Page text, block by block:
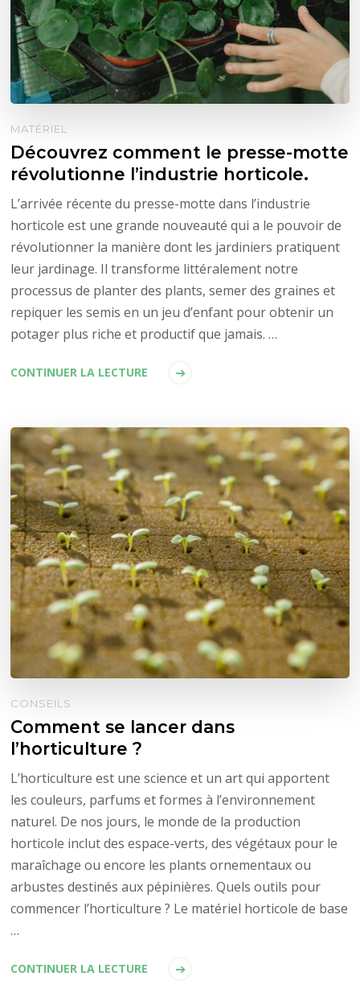
MATÉRIEL
Découvrez comment le presse-motte
révolutionne l’industrie horticole.
L’arrivée récente du presse-motte dans l’industrie
horticole est une grande nouveauté qui a le pouvoir de
révolutionner la manière dont les jardiniers pratiquent
leur jardinage. Il transforme littéralement notre
processus de planter des plants, semer des graines et
repiquer les semis en un jeu d’enfant pour obtenir un
potager plus riche et productif que jamais. …
CONTINUER LA LECTURE
CONSEILS
Comment se lancer dans
l’horticulture ?
L’horticulture est une science et un art qui apportent
les couleurs, parfums et formes à l’environnement
naturel. De nos jours, le monde de la production
horticole inclut des espace-verts, des végétaux pour le
maraîchage ou encore les plants ornementaux ou
arbustes destinés aux pépinières. Quels outils pour
commencer l’horticulture ? Le matériel horticole de base
…
CONTINUER LA LECTURE